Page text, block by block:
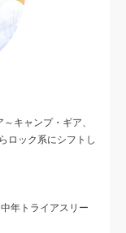
キャンプ・ギア、
ロック系にシフトし
年トライアスリー